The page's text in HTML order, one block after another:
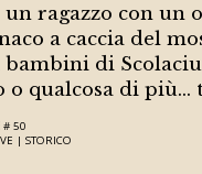
un ragazzo con un
a caccia del
bambini di
o qualcosa di più...
# 50
|STORICO